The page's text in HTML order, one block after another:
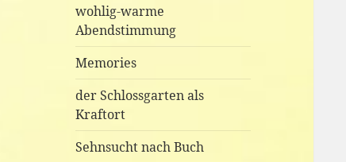
wohlig-warme
Abendstimmung
Memories
der Schlossgarten als
Kraftort
Sehnsucht nach Buch